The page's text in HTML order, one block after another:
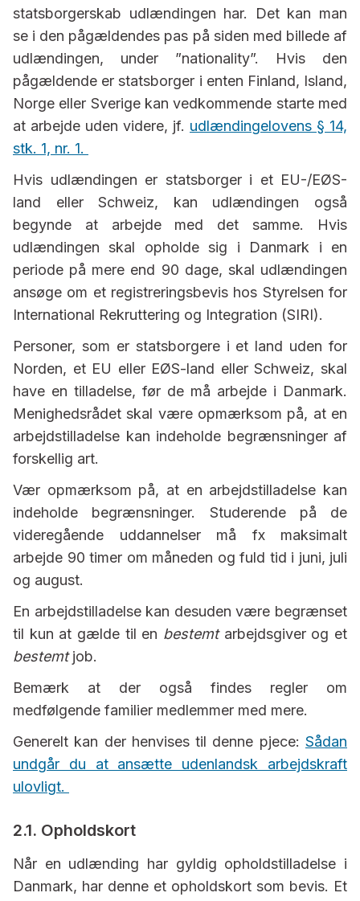
statsborgerskab udlændingen har. Det kan man
se i den pågældendes pas på siden med billede af
udlændingen, under ”nationality”. Hvis den
pågældende er statsborger i enten Finland, Island,
Norge eller Sverige kan vedkommende starte med
at arbejde uden videre, jf. udlændingelovens § 14,
stk. 1, nr. 1.
Hvis udlændingen er statsborger i et EU-/EØS-
land eller Schweiz, kan udlændingen også
begynde at arbejde med det samme. Hvis
udlændingen skal opholde sig i Danmark i en
periode på mere end 90 dage, skal udlændingen
ansøge om et registreringsbevis hos Styrelsen for
International Rekruttering og Integration (SIRI).
Personer, som er statsborgere i et land uden for
Norden, et EU eller EØS-land eller Schweiz, skal
have en tilladelse, før de må arbejde i Danmark.
Menighedsrådet skal være opmærksom på, at en
arbejdstilladelse kan indeholde begrænsninger af
forskellig art.
Vær opmærksom på, at en arbejdstilladelse kan
indeholde begrænsninger. Studerende på de
videregående uddannelser må fx maksimalt
arbejde 90 timer om måneden og fuld tid i juni, juli
og august.
En arbejdstilladelse kan desuden være begrænset
til kun at gælde til en bestemtarbejdsgiver og et
bestemtjob.
Bemærk at der også findes regler om
medfølgende familier medlemmer med mere.
Generelt kan der henvises til denne pjece: Sådan
undgår du at ansætte udenlandsk arbejdskraft
ulovligt.
2.1. Opholdskort
Når en udlænding har gyldig opholdstilladelse i
Danmark, har denne et opholdskort som bevis. Et